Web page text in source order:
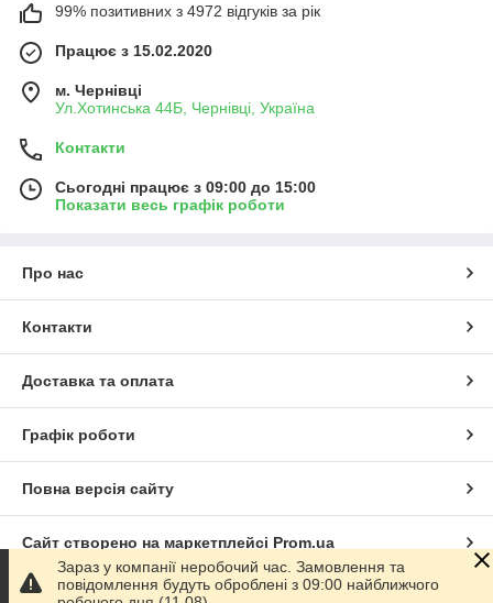
99% позитивних з 4972 відгуків за рік
Працює з 15.02.2020
м. Чернівці
Ул.Хотинська 44Б, Чернівці, Україна
Контакти
Сьогодні працює з 09:00 до 15:00
Показати весь графік роботи
Про нас
Контакти
Доставка та оплата
Графік роботи
Повна версія сайту
Сайт створено на маркетплейсі Prom.ua
Політика конфіденційності
Зараз у компанії неробочий час. Замовлення та
повідомлення будуть оброблені з 09:00 найближчого